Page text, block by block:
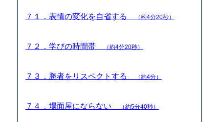
７１．表情の変化を自省する （約4分20秒）
７２．学びの時間帯 （約4分20秒）
７３．勝者をリスペクトする （約4分）
７４．場面屋にならない （約5分40秒）